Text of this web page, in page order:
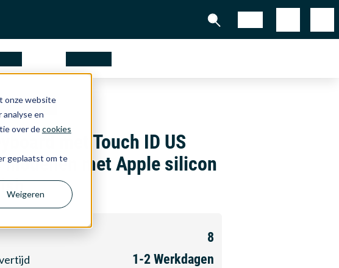
onze website
en
over decookies
geplaatst om te
Weigeren
English
met Touch ID US
modellen met Apple silicon
8
1-2 Werkdagen